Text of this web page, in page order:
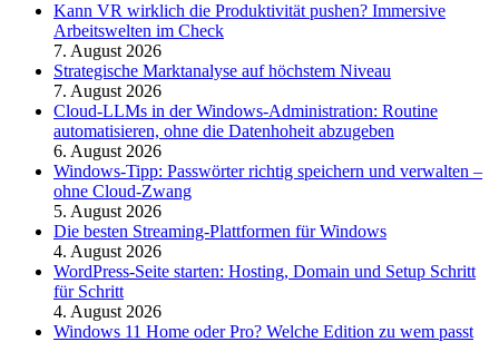
Kann VR wirklich die Produktivität pushen? Immersive
Arbeitswelten im Check
7. August 2026
Strategische Marktanalyse auf höchstem Niveau
7. August 2026
Cloud-LLMs in der Windows-Administration: Routine
automatisieren, ohne die Datenhoheit abzugeben
6. August 2026
Windows-Tipp: Passwörter richtig speichern und verwalten –
ohne Cloud-Zwang
5. August 2026
Die besten Streaming-Plattformen für Windows
4. August 2026
WordPress-Seite starten: Hosting, Domain und Setup Schritt
für Schritt
4. August 2026
Windows 11 Home oder Pro? Welche Edition zu wem passt